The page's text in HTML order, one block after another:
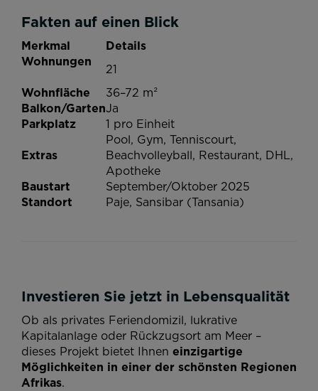
Fakten auf einen Blick
Merkmal
Details
Wohnungen
21
Wohnfläche
36–72 m²
Balkon/GartenJa
Parkplatz
1 pro Einheit
Extras
Pool, Gym, Tenniscourt,
Beachvolleyball, Restaurant, DHL,
Apotheke
Baustart
September/Oktober 2025
Standort
Paje, Sansibar (Tansania)
Investieren Sie jetzt in Lebensqualität
Ob als privates Feriendomizil, lukrative
Kapitalanlage oder Rückzugsort am Meer –
dieses Projekt bietet Ihnen einzigartige
Möglichkeiten in einer der schönsten Regionen
Afrikas.